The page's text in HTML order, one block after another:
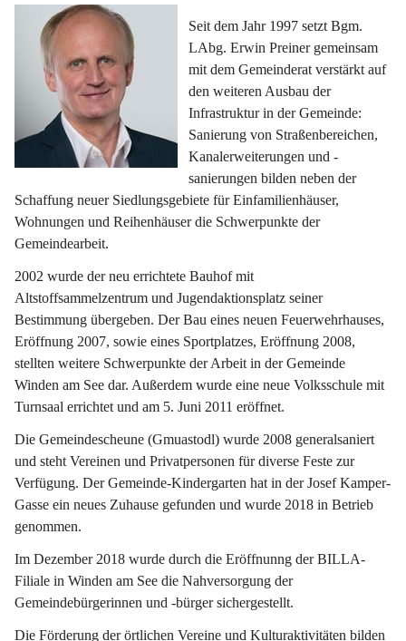
Seit dem Jahr 1997 setzt Bgm.
LAbg. Erwin Preiner gemeinsam
mit dem Gemeinderat verstärkt auf
den weiteren Ausbau der
Infrastruktur in der Gemeinde:
Sanierung von Straßenbereichen,
Kanalerweiterungen und -
sanierungen bilden neben der
Schaffung neuer Siedlungsgebiete für Einfamilienhäuser,
Wohnungen und Reihenhäuser die Schwerpunkte der
Gemeindearbeit.
2002 wurde der neu errichtete Bauhof mit
Altstoffsammelzentrum und Jugendaktionsplatz seiner
Bestimmung übergeben. Der Bau eines neuen Feuerwehrhauses,
Eröffnung 2007, sowie eines Sportplatzes, Eröffnung 2008,
stellten weitere Schwerpunkte der Arbeit in der Gemeinde
Winden am See dar. Außerdem wurde eine neue Volksschule mit
Turnsaal errichtet und am 5. Juni 2011 eröffnet.
Die Gemeindescheune (Gmuastodl) wurde 2008 generalsaniert
und steht Vereinen und Privatpersonen für diverse Feste zur
Verfügung. Der Gemeinde-Kindergarten hat in der Josef Kamper-
Gasse ein neues Zuhause gefunden und wurde 2018 in Betrieb
genommen.
Im Dezember 2018 wurde durch die Eröffnunng der BILLA-
Filiale in Winden am See die Nahversorgung der
Gemeindebürgerinnen und -bürger sichergestellt.
Die Förderung der örtlichen Vereine und Kulturaktivitäten bilden